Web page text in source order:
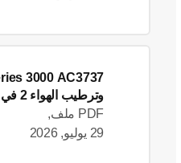
وترطيب الهواء 2 في 1
PDF ملف,
29 يوليو, 2026